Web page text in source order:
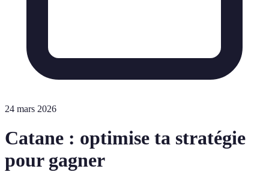
24 mars 2026
Catane : optimise ta stratégie
pour gagner